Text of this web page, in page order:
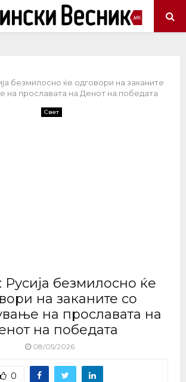
безмилосно ќе одговори на заканите
на прославата на Денот на победата
Свет
Русија безмилосно ќе
на заканите со
на прославата на
на победата
08/05/2026
0